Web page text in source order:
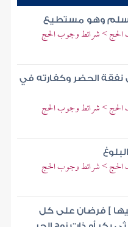
أسلم وهو مستطيع
الحج > شرائط وجوب الحج
نفقة الحضر وكفارته في
الحج > شرائط وجوب الحج
الحج > شرائط وجوب الحج
] فرضان على كل